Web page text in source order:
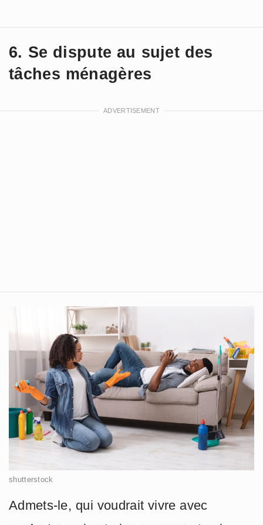
6. Se dispute au sujet des
tâches ménagères
shutterstock
Admets-le, qui voudrait vivre avec